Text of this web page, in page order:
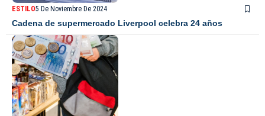
ESTILO5 De Noviembre De 2024
Cadena de supermercado Liverpool celebra 24 años